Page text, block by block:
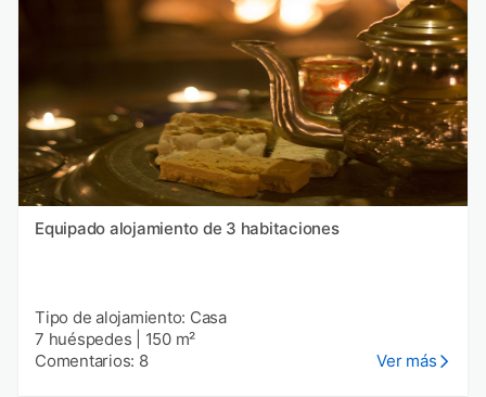
Equipado alojamiento de 3 habitaciones
Tipo de alojamiento: Casa
7 huéspedes
150 m²
Comentarios: 8
Ver más